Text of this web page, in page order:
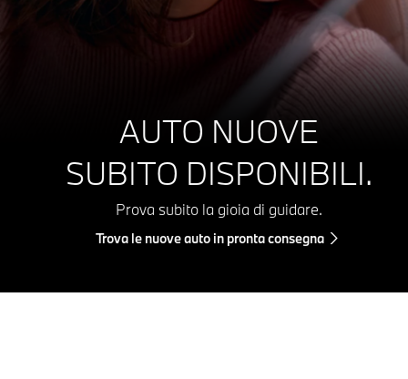
AUTO NUOVE
SUBITO DISPONIBILI.
Prova subito la gioia di guidare.
Trova le nuove auto in pronta consegna